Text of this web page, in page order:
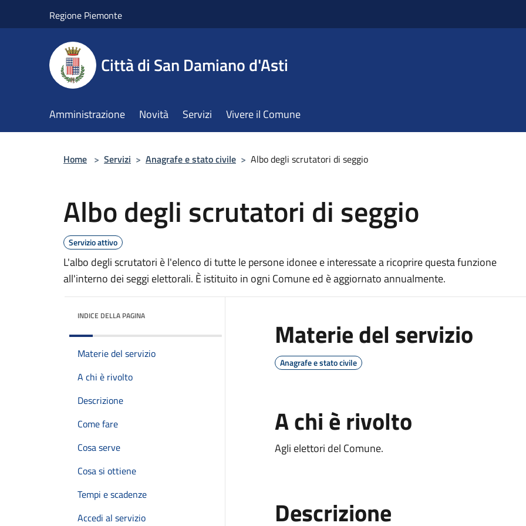
Regione Piemonte
Città di San Damiano d'Asti
Amministrazione Novità Servizi Vivere il Comune
Home > Servizi > Anagrafe e stato civile > Albo degli scrutatori di seggio
Albo degli scrutatori di seggio
Servizio attivo
L'albo degli scrutatori è l'elenco di tutte le persone idonee e interessate a ricoprire questa funzione
all'interno dei seggi elettorali. È istituito in ogni Comune ed è aggiornato annualmente.
INDICE DELLA PAGINA
Materie del servizio
A chi è rivolto
Descrizione
Come fare
Cosa serve
Cosa si ottiene
Tempi e scadenze
Accedi al servizio
Materie del servizio
Anagrafe e stato civile
A chi è rivolto
Agli elettori del Comune.
Descrizione